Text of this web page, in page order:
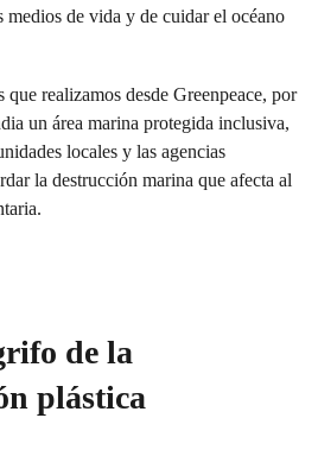
medios de vida y de cuidar el océano
que realizamos desde Greenpeace, por
un área marina protegida inclusiva,
locales y las agencias
la destrucción marina que afecta al
de la
plástica